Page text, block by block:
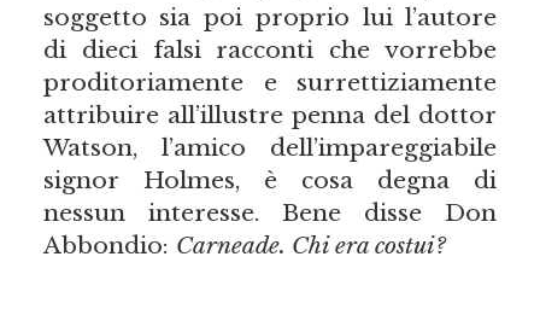
soggetto sia poi proprio lui l’autore
di dieci falsi racconti che vorrebbe
proditoriamente e surrettiziamente
attribuire all’illustre penna del dottor
Watson, l’amico dell’impareggiabile
signor Holmes, è cosa degna di
nessun interesse. Bene disse Don
Abbondio: Carneade. Chi era costui?